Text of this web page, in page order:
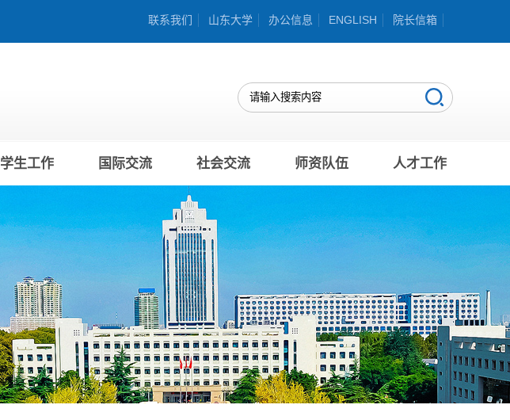
联系我们 山东大学 办公信息 ENGLISH 院长信箱
学生工作 国际交流 社会交流 师资队伍 人才工作